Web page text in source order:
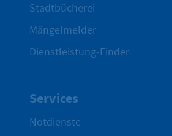
Stadtbücherei
Mängelmelder
Dienstleistung-Finder
Services
Notdienste